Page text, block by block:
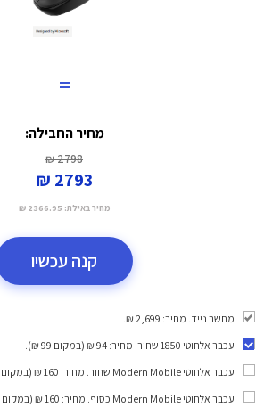
=
מחיר החבילה:
2798 ₪
2793 ₪
מחיר באילת: 2366.95 ₪
קנה עכשיו
מחשב נייד. מחיר: 2,699 ₪.
עכבר אלחוטי 1850 שחור
. מחיר: 94 ₪ (במקום 99 ₪).
עכבר אלחוטי Modern Mobile שחור
. מחיר: 160 ₪ (במקום 169 ₪).
עכבר אלחוטי Modern Mobile כסוף
. מחיר: 160 ₪ (במקום 169 ₪).